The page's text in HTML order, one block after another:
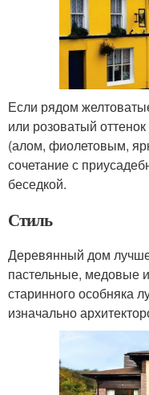
Если рядом
или розоватый
(алом, фиолетовым,
сочетание с
беседкой.
Стиль
Деревянный дом
пастельные, медовые
старинного особняка
изначально